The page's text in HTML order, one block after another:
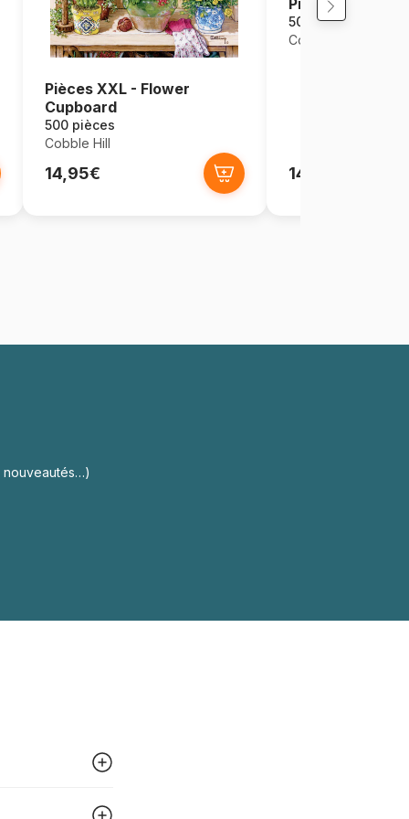
Pièces XXL - Flower
Cupboard
500 pièces
Cobble Hill
14,95€
Pièces XXL -
500 pièces
Cobble Hill
14,95€
nouveautés…)